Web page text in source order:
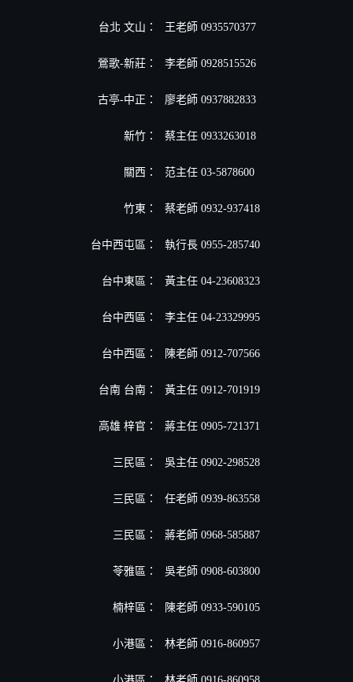
台北 文山： 王老師 0935570377
鶯歌-新莊： 李老師 0928515526
古亭-中正： 廖老師 0937882833
新竹： 蔡主任 0933263018
關西： 范主任 03-5878600
竹東： 蔡老師 0932-937418
台中西屯區： 執行長 0955-285740
台中東區： 黃主任 04-23608323
台中西區： 李主任 04-23329995
台中西區： 陳老師 0912-707566
台南 台南： 黃主任 0912-701919
高雄 梓官： 蔣主任 0905-721371
三民區： 吳主任 0902-298528
三民區： 任老師 0939-863558
三民區： 蔣老師 0968-585887
苓雅區： 吳老師 0908-603800
楠梓區： 陳老師 0933-590105
小港區 ： 林老師 0916-860957